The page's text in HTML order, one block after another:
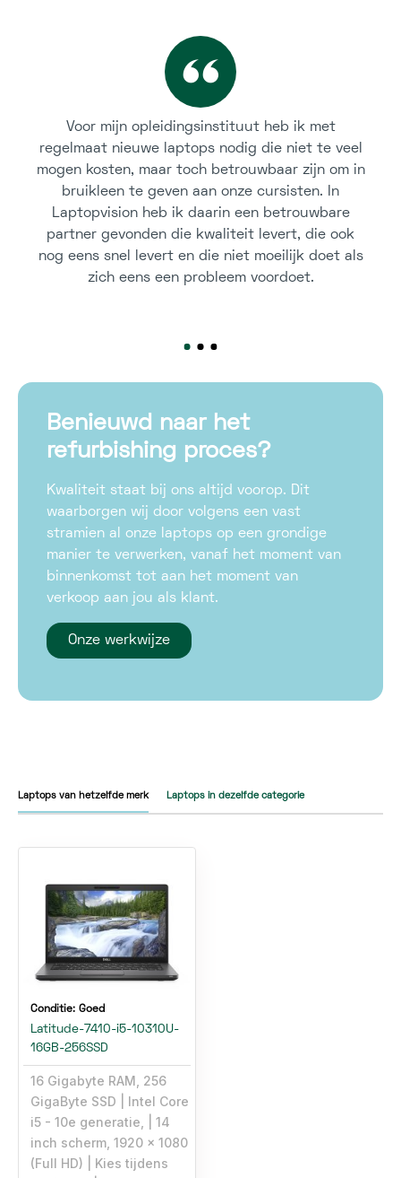
Voor mijn opleidingsinstituut heb ik met
regelmaat nieuwe laptops nodig die niet te veel
mogen kosten, maar toch betrouwbaar zijn om in
bruikleen te geven aan onze cursisten. In
Laptopvision heb ik daarin een betrouwbare
partner gevonden die kwaliteit levert, die ook
nog eens snel levert en die niet moeilijk doet als
zich eens een probleem voordoet.
Benieuwd naar het
refurbishing proces?
Kwaliteit staat bij ons altijd voorop. Dit
waarborgen wij door volgens een vast
stramien al onze laptops op een grondige
manier te verwerken, vanaf het moment van
binnenkomst tot aan het moment van
verkoop aan jou als klant.
Onze werkwijze
Laptops van hetzelfde merk Laptops in dezelfde categorie
Conditie: Goed
Latitude-7410-i5-10310U-
16GB-256SSD
16 Gigabyte RAM, 256
GigaByte SSD
Intel Core
i5 - 10e generatie,
14
inch scherm, 1920 x 1080
(Full HD)
Kies tijdens